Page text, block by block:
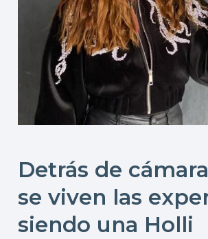
Detrás de
se viven las
siendo una Holli